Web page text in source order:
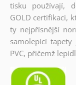
tisku používají,
GOLD certifikaci,
ty nejpřísnější
samolepící
PVC, přičemž